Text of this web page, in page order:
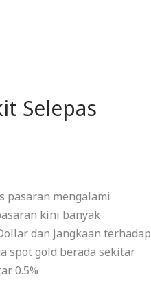
Selepas
pasaran mengalami
kini banyak
dan jangkaan terhadap
spot gold berada sekitar
0.5%